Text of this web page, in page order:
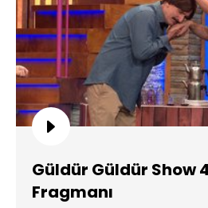
Güldür Güldür Show
Fragmanı